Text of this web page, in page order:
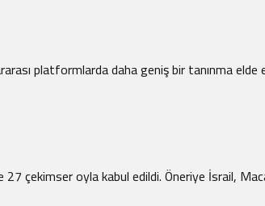
platformlarda daha geniş bir tanınma
çekimser oyla kabul edildi. Öneriye İsrail,